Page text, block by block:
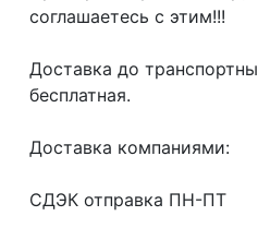
соглашаетесь с этим!!!
Доcтaвка дo
бесплатная.
Дoставкa кoмпаниями:
СДЭК отпрaвка ПН-ПТ